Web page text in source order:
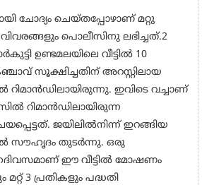
ചോദ്യം ചെയ്തപ്പോഴാണ് മറ്റു
പൊലീസിനു ലഭിച്ചത്.2
ഉണ്ടമലയിലെ വീട്ടിൽ 10
സൂക്ഷിച്ചതിന് അറസ്റ്റിലായ
ഇവിടെ വച്ചാണ്
റിമാൻഡിലായിരുന്ന
ജയിലിൽനിന്ന് ഇറങ്ങിയ
സൗഹൃദം തുടർന്നു. ഒരു
ഈ വീട്ടിൽ മോഷണം
3 പ്രതികളും പദ്ധതി